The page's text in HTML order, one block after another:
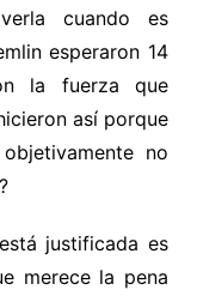
cuando es
esperaron 14
la fuerza que
así porque
no
justificada es
merece la pena